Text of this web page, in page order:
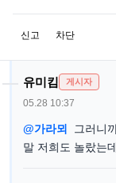
신고 차단
유미킴 게시자
05.28 10:37
@가라뫼
그러니
말 저희도 놀랐는데